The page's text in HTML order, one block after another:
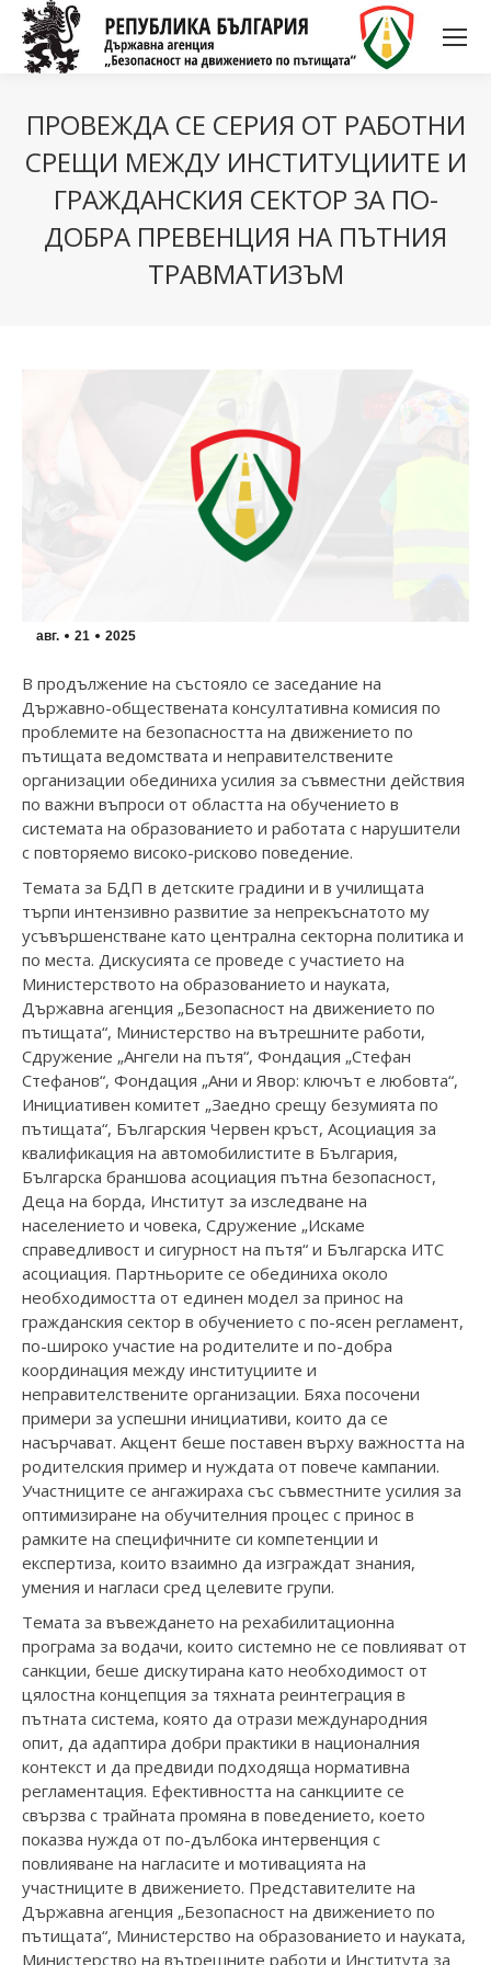
ПРОВЕЖДА СЕ СЕРИЯ ОТ РАБОТНИ
СРЕЩИ МЕЖДУ ИНСТИТУЦИИТЕ И
ГРАЖДАНСКИЯ СЕКТОР ЗА ПО-
ДОБРА ПРЕВЕНЦИЯ НА ПЪТНИЯ
ТРАВМАТИЗЪМ
авг. 21 2025
В продължение на състояло се заседание на
Държавно-обществената консултативна комисия по
проблемите на безопасността на движението по
пътищата ведомствата и неправителствените
организации обединиха усилия за съвместни действия
по важни въпроси от областта на обучението в
системата на образованието и работата с нарушители
с повторяемо високо-рисково поведение.
Темата за БДП в детските градини и в училищата
търпи интензивно развитие за непрекъснатото му
усъвършенстване като централна секторна политика и
по места. Дискусията се проведе с участието на
Министерството на образованието и науката,
Държавна агенция „Безопасност на движението по
пътищата“, Министерство на вътрешните работи,
Сдружение „Ангели на пътя“, Фондация „Стефан
Стефанов“, Фондация „Ани и Явор: ключът е любовта“,
Инициативен комитет „Заедно срещу безумията по
пътищата“, Българския Червен кръст, Асоциация за
квалификация на автомобилистите в България,
Българска браншова асоциация пътна безопасност,
Деца на борда, Институт за изследване на
населението и човека, Сдружение „Искаме
справедливост и сигурност на пътя“ и Българска ИТС
асоциация. Партньорите се обединиха около
необходимостта от единен модел за принос на
гражданския сектор в обучението с по-ясен регламент,
по-широко участие на родителите и по-добра
координация между институциите и
неправителствените организации. Бяха посочени
примери за успешни инициативи, които да се
насърчават. Акцент беше поставен върху важността на
родителския пример и нуждата от повече кампании.
Участниците се ангажираха със съвместните усилия за
оптимизиране на обучителния процес с принос в
рамките на специфичните си компетенции и
експертиза, които взаимно да изграждат знания,
умения и нагласи сред целевите групи.
Темата за въвеждането на рехабилитационна
програма за водачи, които системно не се повлияват от
санкции, беше дискутирана като необходимост от
цялостна концепция за тяхната реинтеграция в
пътната система, която да отрази международния
опит, да адаптира добри практики в националния
контекст и да предвиди подходяща нормативна
регламентация. Ефективността на санкциите се
свързва с трайната промяна в поведението, което
показва нужда от по-дълбока интервенция с
повлияване на нагласите и мотивацията на
участниците в движението. Представителите на
Държавна агенция „Безопасност на движението по
пътищата“, Министерство на образованието и науката,
Министерство на вътрешните работи и Института за